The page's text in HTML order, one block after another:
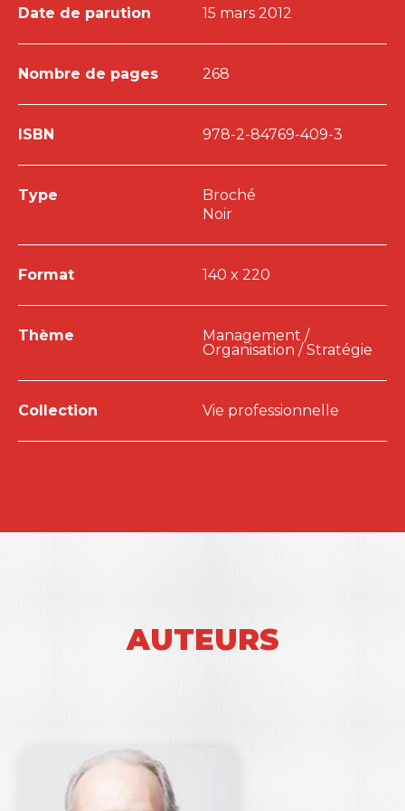
Date de parution 15 mars 2012
Nombre de pages 268
ISBN 978-2-84769-409-3
Type
Broché
Noir
Format 140 x 220
Thème
Management /
Organisation / Stratégie
Collection Vie professionnelle
AUTEURS